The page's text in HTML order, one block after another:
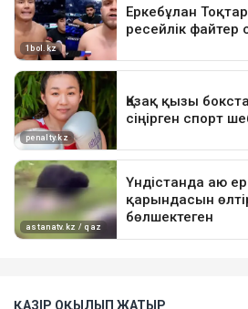
ҚАЗІР ОҚЫЛЫП ЖАТЫР